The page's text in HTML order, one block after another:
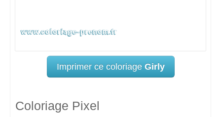
Imprimer ce coloriage Girly
Coloriage Pixel